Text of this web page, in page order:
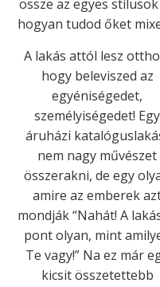
össze az egyes stílusok
hogyan tudod őket
A lakás attól lesz
hogy beleviszed az
egyéniségedet,
személyiségedet! Egy
áruházi
nem nagy művészet
összerakni, de egy
amire az emberek
mondják “Nahát! A
pont olyan, mint
Te vagy!” Na ez már
kicsit összetettebb